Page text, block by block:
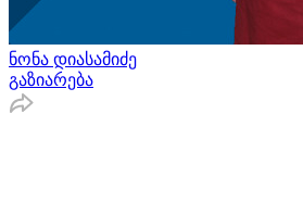
ნონა დიასამიძე
გაზიარება